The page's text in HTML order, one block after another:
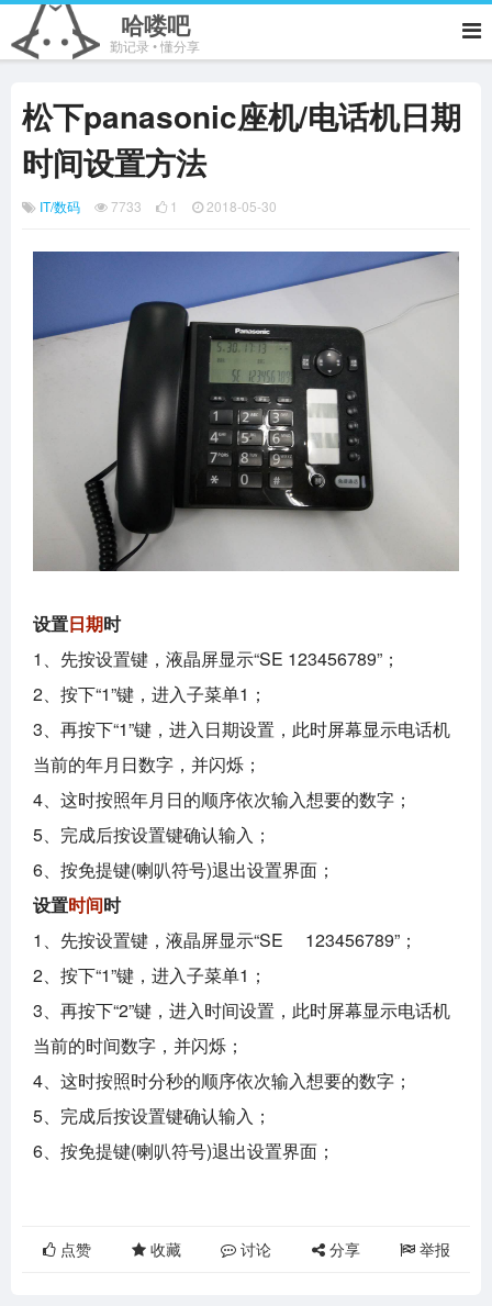
哈喽吧
勤记录 • 懂分享
松下panasonic座机/电话机日期
时间设置方法
IT/数码 7733 1 2018-05-30
设置日期时
1、先按设置键，液晶屏显示“SE 123456789”；
2、按下“1”键，进入子菜单1；
3、再按下“1”键，进入日期设置，此时屏幕显示电话机
当前的年月日数字，并闪烁；
4、这时按照年月日的顺序依次输入想要的数字；
5、完成后按设置键确认输入；
6、按免提键(喇叭符号)退出设置界面；
设置时间时
1、先按设置键，液晶屏显示“SE 123456789”；
2、按下“1”键，进入子菜单1；
3、再按下“2”键，进入时间设置，此时屏幕显示电话机
当前的时间数字，并闪烁；
4、这时按照时分秒的顺序依次输入想要的数字；
5、完成后按设置键确认输入；
6、按免提键(喇叭符号)退出设置界面；
点赞 收藏 讨论 分享 举报